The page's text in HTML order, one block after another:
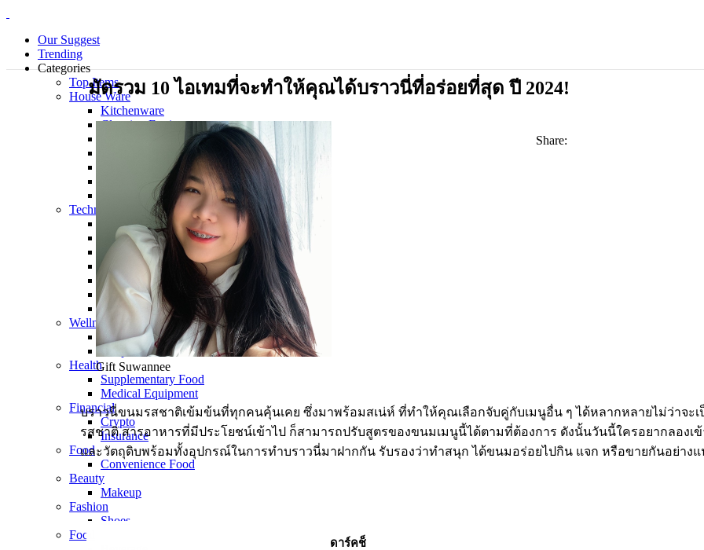
Our Suggest
Trending
Categories
Top Items
House Ware
Kitchenware
Cleaning Equipment
Electrical Appliance
Personal Care Products
Technology
Gadget
Notebook
Mouse
Keyboard
Smart Home
Smart Phone
Office Supplies
Wellness and Aesthetics
Clinic
Hospital
Health
Supplementary Food
Medical Equipment
Financial
Crypto
Insurance
Food
Convenience Food
Beauty
Makeup
Fashion
Shoes
Food
มัดรวม 10 ไอเทมที่จะทำให้คุณได้บราวนี่ที่อร่อยที่สุด ปี 2024!
Gift Suwannee
Share:
บราวนี่ขนมรสชาติเข้มข้นที่ทุกคนคุ้นเคย ซึ่งมาพร้อมสเน่ห์ ที่ทำให้คุณเลือกจับคู่กับเมนูอื่น ๆ ได้หลากหลายไม่ว่าจะเ
รสชาติ สารอาหารที่มีประโยชน์เข้าไป ก็สามารถปรับสูตรของขนมเมนูนี้ได้ตามที่ต้องการ ดังนั้นวันนี้ใครอยากลองเข้
และวัตถุดิบพร้อมทั้งอุปกรณ์ในการทำบราวนี่มาฝากกัน รับรองว่าทำสนุก ได้ขนมอร่อยไปกิน แจก หรือขายกันอย่าง
ดาร์คช็